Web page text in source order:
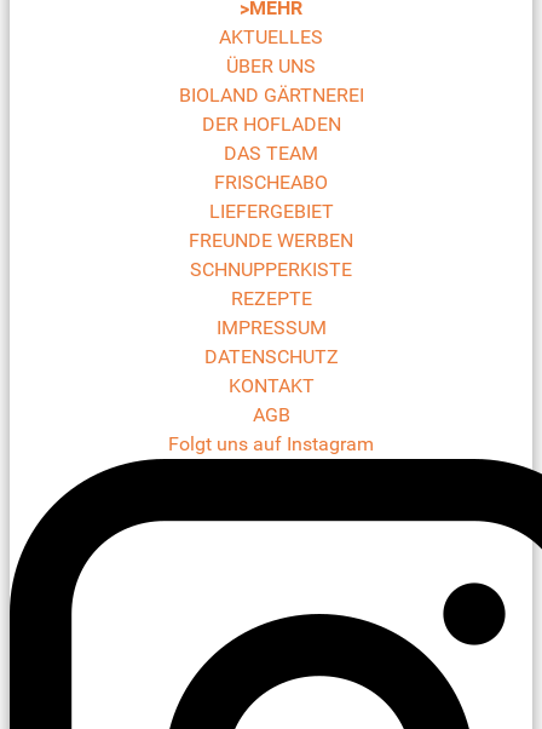
>MEHR
AKTUELLES
ÜBER UNS
BIOLAND GÄRTNEREI
DER HOFLADEN
DAS TEAM
FRISCHEABO
LIEFERGEBIET
FREUNDE WERBEN
SCHNUPPERKISTE
REZEPTE
IMPRESSUM
DATENSCHUTZ
KONTAKT
AGB
Folgt uns auf Instagram